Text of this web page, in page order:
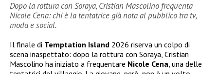
Dopo la rottura con Soraya, Cristian Mascolino frequenta
Nicole Cena: chi è la tentatrice già nota al pubblico tra tv,
moda e social.
Il finale di Temptation Island 2026 riserva un colpo di
scena inaspettato: dopo la rottura con Soraya, Cristian
Mascolino ha iniziato a frequentare Nicole Cena, una delle